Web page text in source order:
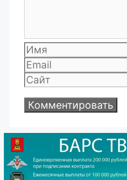
Имя
Email
Сайт